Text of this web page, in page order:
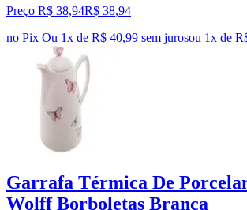
Preço R$ 38,94R$ 38,94
no Pix Ou 1x de R$ 40,99 sem jurosou 1x de
Garrafa Térmica De
Wolff Borboletas Branca